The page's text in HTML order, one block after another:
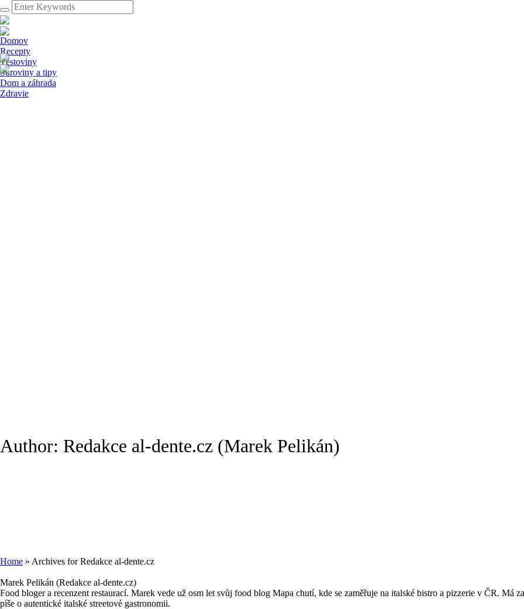
Domov
Recepty
Těstoviny
Suroviny a tipy
Dom a záhrada
Zdravie
Author: Redakce al-dente.cz (Marek Pelikán)
Home » Archives for Redakce al-dente.cz
Marek Pelikán (Redakce al-dente.cz)
Food bloger a recenzent restaurací. Marek vede už osm let svůj food blog Mapa chutí, kde se zaměřuje na italské bistro a pizzerie v ČR. Má
píše o autentické italské streetové gastronomii.